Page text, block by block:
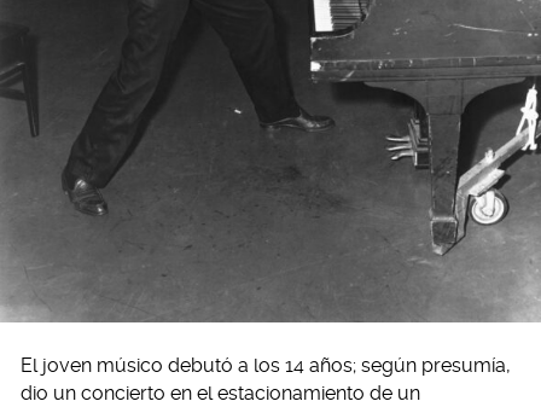
El joven músico debutó a los 14 años; según presumía,
dio un concierto en el estacionamiento de un